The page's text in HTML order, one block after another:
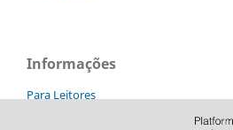
Informações
Para Leitores